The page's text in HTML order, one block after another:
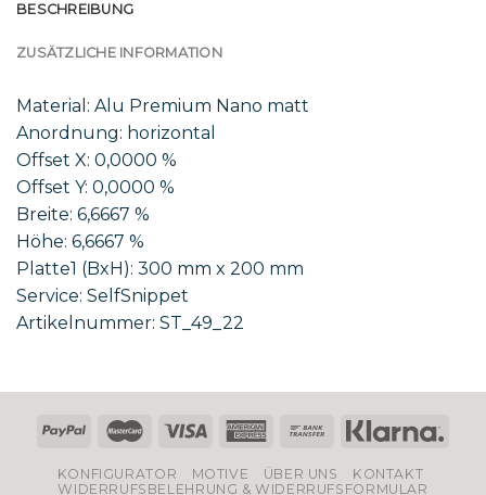
BESCHREIBUNG
ZUSÄTZLICHE INFORMATION
Material: Alu Premium Nano matt
Anordnung: horizontal
Offset X: 0,0000 %
Offset Y: 0,0000 %
Breite: 6,6667 %
Höhe: 6,6667 %
Platte1 (BxH): 300 mm x 200 mm
Service: SelfSnippet
Artikelnummer: ST_49_22
KONFIGURATOR MOTIVE ÜBER UNS
KONTAKT
WIDERRUFSBELEHRUNG & WIDERRUFSFORMULAR